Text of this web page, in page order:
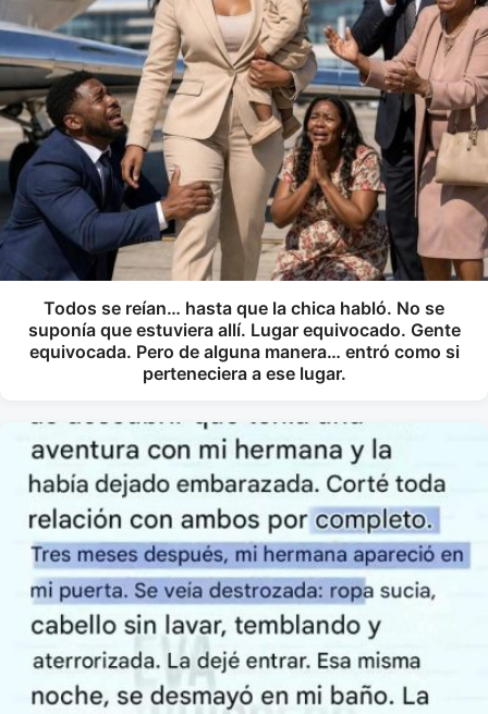
Todos se reían… hasta que la chica habló. No se
suponía que estuviera allí. Lugar equivocado. Gente
equivocada. Pero de alguna manera… entró como si
perteneciera a ese lugar.